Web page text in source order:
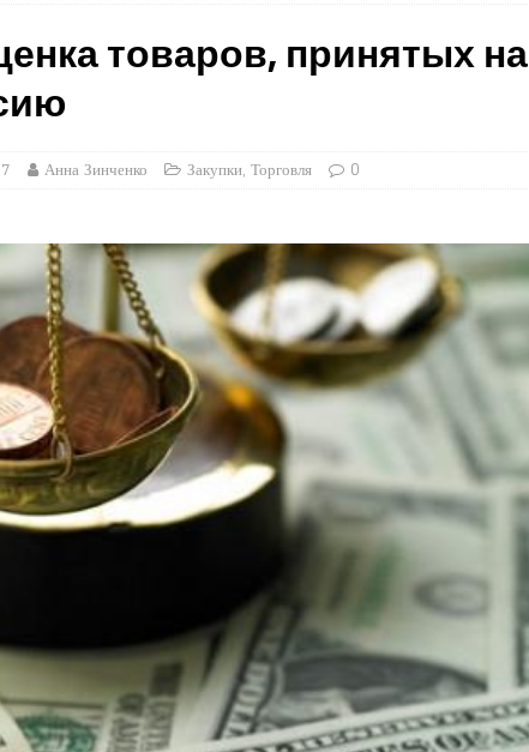
товаров, принятых на
Анна Зинченко Закупки, Торговля 0